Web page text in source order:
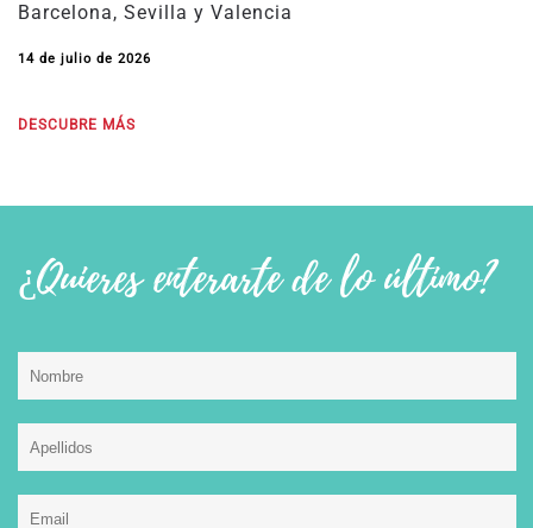
Barcelona, Sevilla y Valencia
14 de julio de 2026
DESCUBRE MÁS
¿Quieres enterarte de lo último?